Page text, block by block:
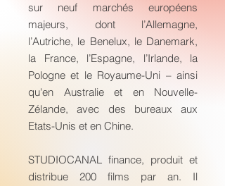
sur neuf marchés européens
majeurs, dont l’Allemagne,
l’Autriche, le Benelux, le Danemark,
la France, l’Espagne, l’Irlande, la
Pologne et le Royaume-Uni – ainsi
qu'en Australie et en Nouvelle-
Zélande, avec des bureaux aux
Etats-Unis et en Chine.
STUDIOCANAL finance, produit et
distribue 200 films par an. Il